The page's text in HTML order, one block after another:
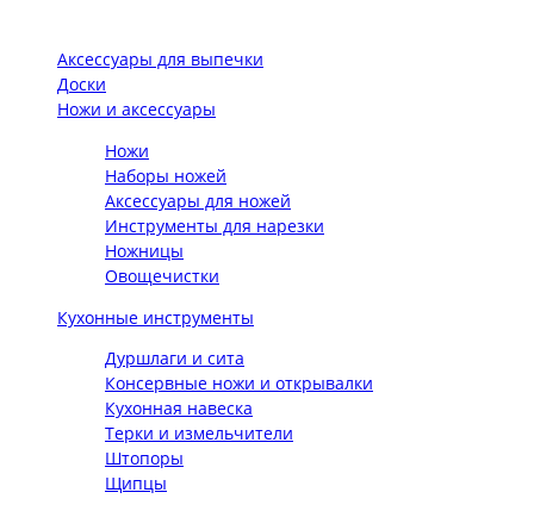
Аксессуары для выпечки
Доски
Ножи и аксессуары
Ножи
Наборы ножей
Аксессуары для ножей
Инструменты для нарезки
Ножницы
Овощечистки
Кухонные инструменты
Дуршлаги и сита
Консервные ножи и открывалки
Кухонная навеска
Терки и измельчители
Штопоры
Щипцы